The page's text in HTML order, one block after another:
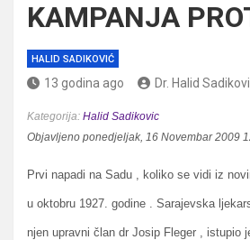
KAMPANJA
HALID SADIKOVIĆ
13 godina ago Dr. Halid
Kategorija: Halid Sadikovic
Objavljeno ponedjeljak, 16 Novembar 2009
Prvi napadi na Sadu , koliko se vidi iz
u oktobru 1927. godine . Sarajevska
njen upravni član dr Josip Fleger , istupio